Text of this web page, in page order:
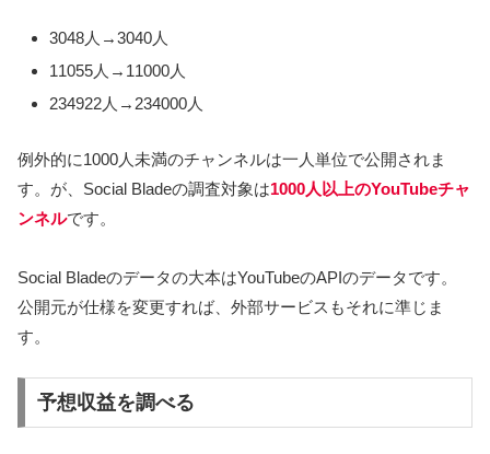
3048人→3040人
11055人→11000人
234922人→234000人
例外的に1000人未満のチャンネルは一人単位で公開されま
す。が、Social Bladeの調査対象は1000人以上のYouTubeチャ
ンネルです。
Social Bladeのデータの大本はYouTubeのAPIのデータです。
公開元が仕様を変更すれば、外部サービスもそれに準じま
す。
予想収益を調べる